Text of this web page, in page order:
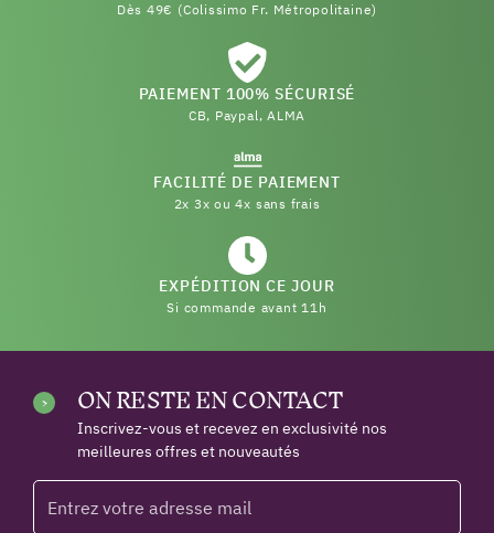
Dès 49€ (Colissimo Fr. Métropolitaine)
PAIEMENT 100% SÉCURISÉ
CB, Paypal, ALMA
FACILITÉ DE PAIEMENT
2x 3x ou 4x sans frais
EXPÉDITION CE JOUR
Si commande avant 11h
ON RESTE EN CONTACT
Inscrivez-vous et recevez en exclusivité nos
meilleures offres et nouveautés